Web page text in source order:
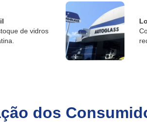
de vidros
dos